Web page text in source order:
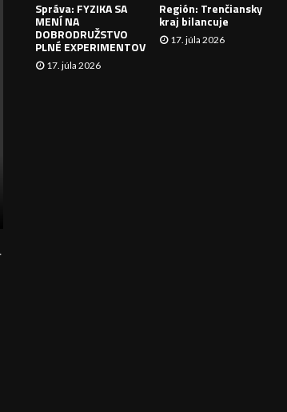
I
Správa: FYZIKA SA
MENÍ NA
DOBRODRUŽSTVO
PLNÉ EXPERIMENTOV
17. júla 2026
Región: Trenčiansky
kraj bilancuje
17. júla 2026